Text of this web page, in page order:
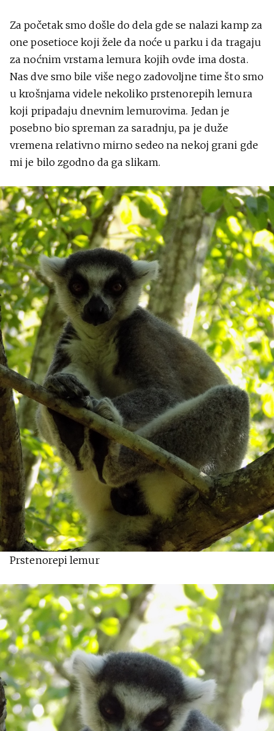
Za početak smo došle do dela gde se nalazi kamp za
one posetioce koji žele da noće u parku i da tragaju
za noćnim vrstama lemura kojih ovde ima dosta.
Nas dve smo bile više nego zadovoljne time što smo
u krošnjama videle nekoliko prstenorepih lemura
koji pripadaju dnevnim lemurovima. Jedan je
posebno bio spreman za saradnju, pa je duže
vremena relativno mirno sedeo na nekoj grani gde
mi je bilo zgodno da ga slikam.
Prstenorepi lemur